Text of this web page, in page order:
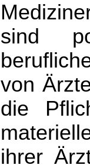
sind
von
die
ihrer